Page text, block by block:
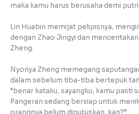
maka kamu harus berusaha demi putri
Lin Huabin memijat pelipisnya,
dengan Zhao Jingyi dan
Zheng.
Nyonya Zheng memegang
dalam sebelum tiba-tiba bertepuk
“benar kataku, sayangku, kamu pasti
Pangeran sedang bersiap untuk
orangnya belum diputuskan, kan?”